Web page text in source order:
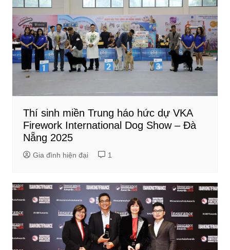
Thí sinh miền Trung háo hức dự VKA
Firework International Dog Show – Đà
Nẵng 2025
Gia đình hiện đại 1